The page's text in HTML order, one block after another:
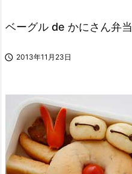
ベーグル de かにさん弁当
 2013年11月23日